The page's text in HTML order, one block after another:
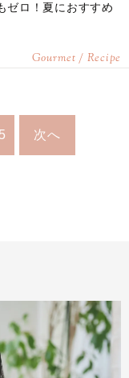
ゼロ！夏におすすめ
Gourmet / Recipe
次へ